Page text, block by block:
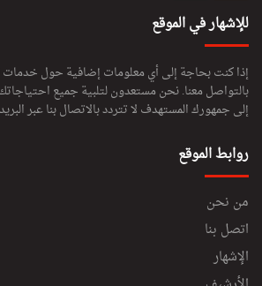
للإشهار في الموقع
إذا كنت بحاجة إلى أي معلومات إضافية حول خدمات
بالتواصل معنا. نحن مستعدون لتلبية جميع
إلى جمهورك المستهدف لا تتردد بالاتصال بنا عبر البريد
روابط الموقع
من نحن
اتصل بنا
الإشهار